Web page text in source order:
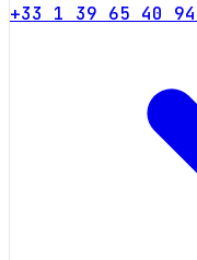
+33 1 39 65 40 94